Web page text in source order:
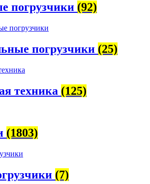
погрузчики (92)
погрузчики (25)
техника (125)
(1803)
(7)